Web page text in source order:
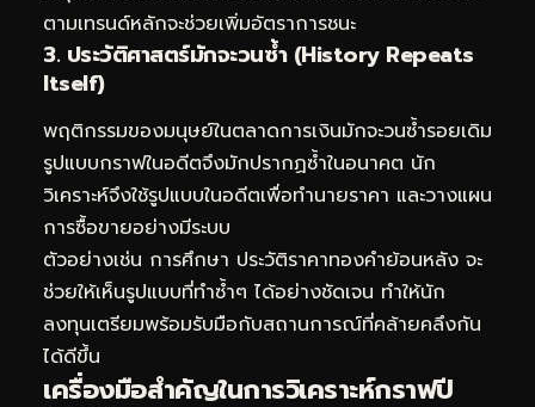
ตามเทรนด์หลักจะช่วยเพิ่มอัตราการชนะ
3. ประวัติศาสตร์มักจะวนซ้ำ (History Repeats
Itself)
พฤติกรรมของมนุษย์ในตลาดการเงินมักจะวนซ้ำรอยเดิม
รูปแบบกราฟในอดีตจึงมักปรากฏซ้ำในอนาคต นัก
วิเคราะห์จึงใช้รูปแบบในอดีตเพื่อทำนายราคา และวางแผน
การซื้อขายอย่างมีระบบ
ตัวอย่างเช่น การศึกษา ประวัติราคาทองคำย้อนหลัง จะ
ช่วยให้เห็นรูปแบบที่ทำซ้ำๆ ได้อย่างชัดเจน ทำให้นัก
ลงทุนเตรียมพร้อมรับมือกับสถานการณ์ที่คล้ายคลึงกัน
ได้ดีขึ้น
เครื่องมือสำคัญในการวิเคราะห์กราฟปี